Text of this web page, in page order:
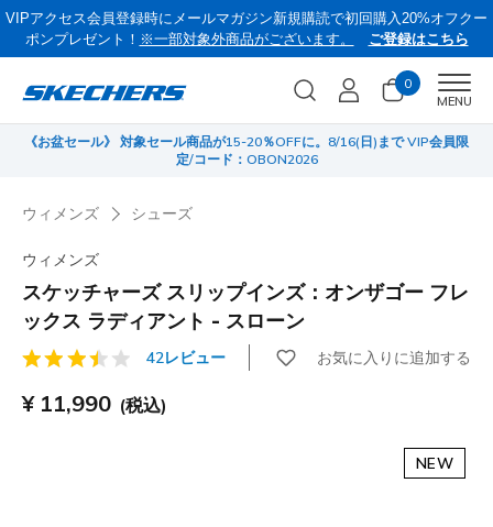
VIPアクセス会員登録時にメールマガジン新規購読で初回購入20%オフクー
ポンプレゼント！ ※一部対象外商品がございます。 ご登録はこちら
0
MENU
《お盆セール》 対象セール商品が15-20％OFFに。8/16(日)まで VIP会員限
定/コード：OBON2026
ウィメンズ シューズ
ウィメンズ
スケッチャーズ スリップインズ：オンザゴー フレ
ックス ラディアント - スローン
顧客評価3.1/5件42レビュー お気に入りに追加する
¥ 11,990 (税込)
NEW